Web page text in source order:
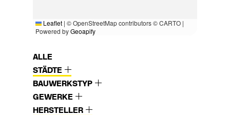
Leaflet | © OpenStreetMap contributors © CARTO |
Powered byGeoapify
ALLE
STÄDTE
BAUWERKSTYP
GEWERKE
HERSTELLER